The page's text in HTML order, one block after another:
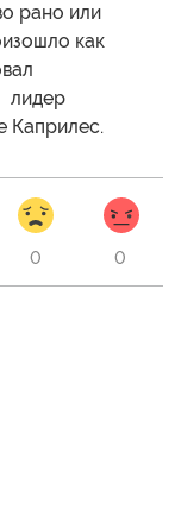
рано или
как
лидер
Каприлес.
0 0